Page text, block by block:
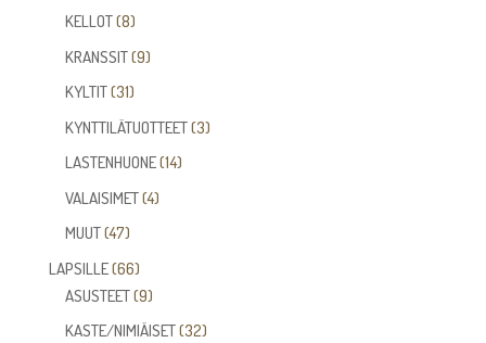
tuotetta
KELLOT 88
tuotetta
KRANSSIT 99
KYLTIT 3131
tuotetta
KYNTTILÄTUOTTEET 33
LASTENHUONE 1414
VALAISIMET 44
MUUT 4747
tuotetta
LAPSILLE 6666
tuotetta
ASUSTEET 99
tuotetta
KASTE/NIMIÄISET 3232